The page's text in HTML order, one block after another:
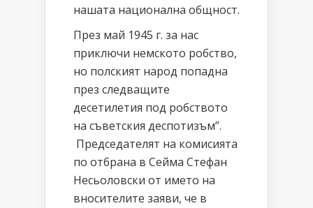
нашата национална общност.
През май 1945 г. за нас
приключи немското робство,
но полският народ попадна
през следващите
десетилетия под робството
на съветския деспотизъм”.
Председателят на комисията
по отбрана в Сейма Стефан
Несьоловски от името на
вносителите заяви, че в